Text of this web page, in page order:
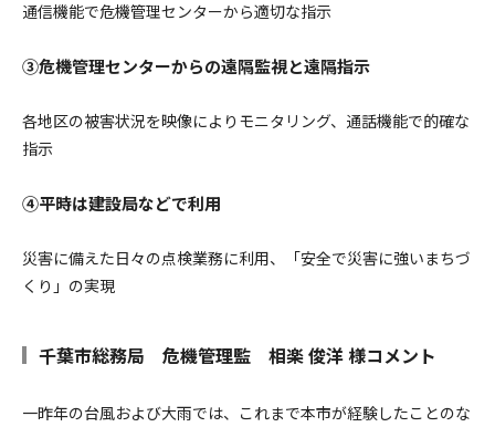
通信機能で危機管理センターから適切な指示
③危機管理センターからの遠隔監視と遠隔指示
各地区の被害状況を映像によりモニタリング、通話機能で的確な
指示
④平時は建設局などで利用
災害に備えた日々の点検業務に利用、「安全で災害に強いまちづ
くり」の実現
千葉市総務局 危機管理監 相楽 俊洋 様コメント
一昨年の台風および大雨では、これまで本市が経験したことのな